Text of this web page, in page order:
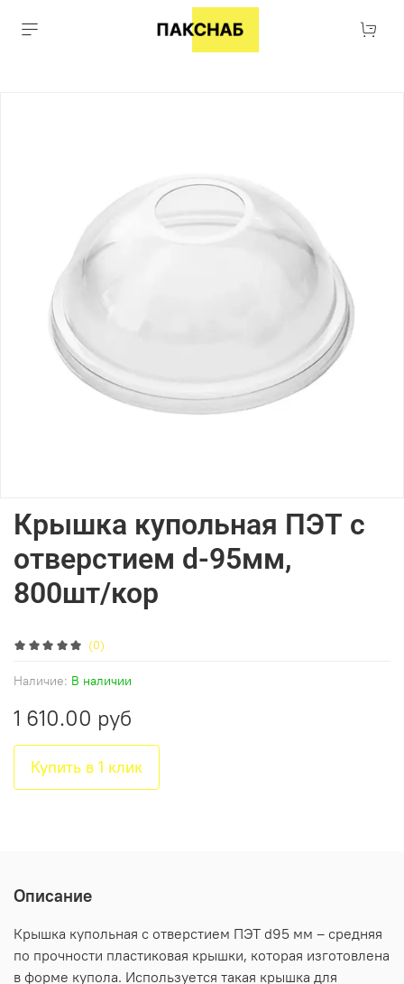
(0)
Наличие: В наличии
Крышка купольная ПЭТ с
отверстием d-95мм,
800шт/кор
1 610.00 руб
Купить в 1 клик
Описание
Крышка купольная с отверcтием ПЭТ d95 мм – средняя
по прочности пластиковая крышки, которая изготовлена
в форме купола. Используется такая крышка для